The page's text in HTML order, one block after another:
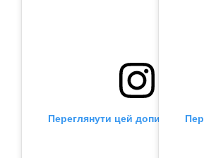
Переглянути цей допис в